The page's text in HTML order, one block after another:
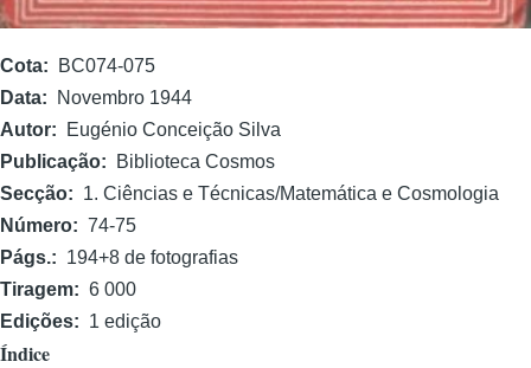
Cota
BC074-075
Data
Novembro 1944
Autor
Eugénio Conceição Silva
Publicação
Biblioteca Cosmos
Secção
1. Ciências e Técnicas/Matemática e Cosmologia
Número
74-75
Págs.
194+8 de fotografias
Tiragem
6 000
Edições
1 edição
Índice